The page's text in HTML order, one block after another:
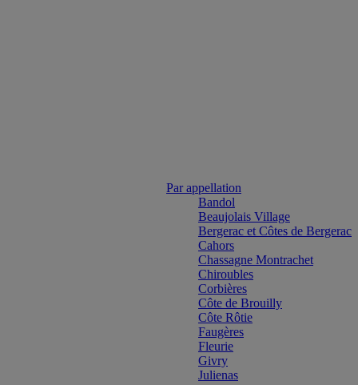
Par appellation
Bandol
Beaujolais Village
Bergerac et Côtes de Bergerac
Cahors
Chassagne Montrachet
Chiroubles
Corbières
Côte de Brouilly
Côte Rôtie
Faugères
Fleurie
Givry
Julienas